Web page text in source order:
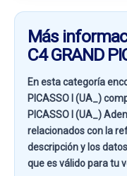
Más
C4 GRAND
En esta categoría
PICASSO I (UA_)
PICASSO I (UA_)
relacionados con la
descripción y los
que es válido para tu